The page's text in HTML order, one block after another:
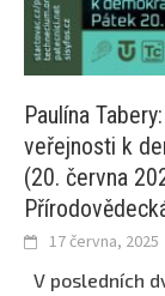
Paulína
veřejnosti k
(20. června
17 června, 2025
V posledních